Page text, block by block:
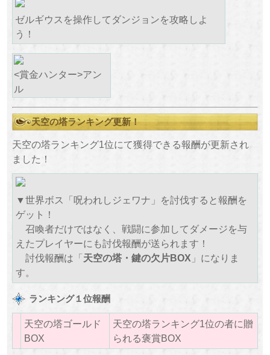
ゼルギウスを操作してダンジョンを攻略しよ
う！
<賞金ハンター>アン
ル
天空の塔ランキング更新！
天空の塔ランキング1位にて獲得できる報酬が更新され
ました！
▼世界ボス「呪われしジェワナ」を討伐すると報酬を
ゲット！
召喚者だけではなく、戦闘に参加してダメージを与
えたプレイヤーにも討伐報酬が送られます！
討伐報酬は「天空の塔・鍵の欠片BOX 」になりま
す。
ランキング１位報酬
天空の塔ゴールド
BOX
天空の塔ランキング1位の者に贈
られる褒賞BOX